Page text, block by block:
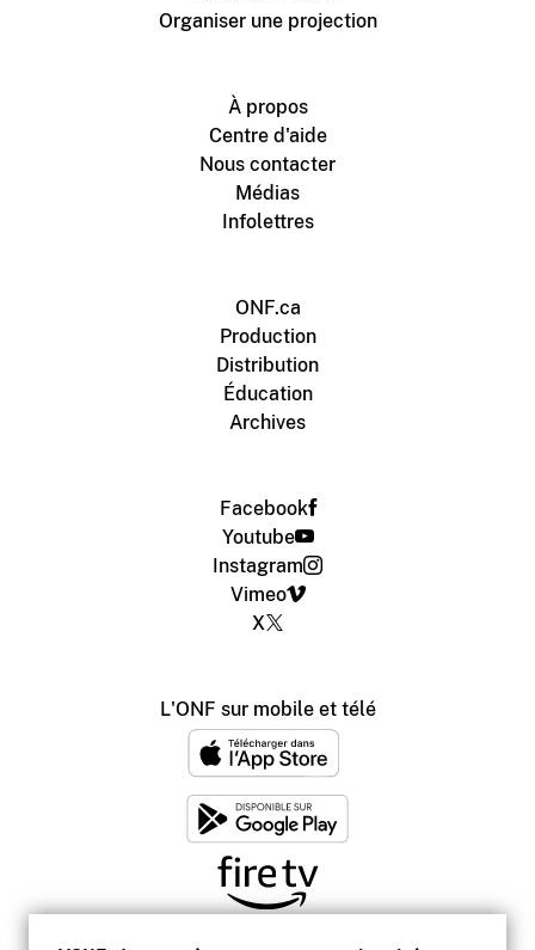
Organiser une projection
À propos
Centre d'aide
Nous contacter
Médias
Infolettres
ONF.ca
Production
Distribution
Éducation
Archives
Facebook
Youtube
Instagram
Vimeo
X
L'ONF sur mobile et télé